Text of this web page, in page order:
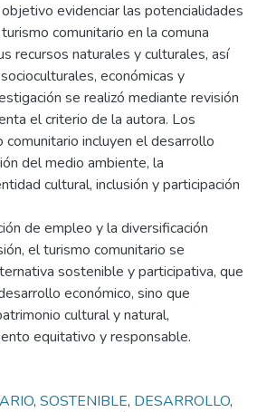
evidenciar las potencialidades
comunitario en la comuna
recursos naturales y culturales, así
económicas y
se realizó mediante revisión
el criterio de la autora. Los
incluyen el desarrollo
del medio ambiente, la
cultural, inclusión y participación
de empleo y la diversificación
el turismo comunitario se
sostenible y participativa, que
económico, sino que
cultural y natural,
equitativo y responsable.
, SOSTENIBLE, DESARROLLO,